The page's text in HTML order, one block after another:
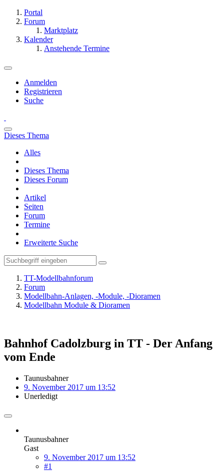
Portal
Forum
Marktplatz
Kalender
Anstehende Termine
Anmelden
Registrieren
Suche
Dieses Thema
Alles
Dieses Thema
Dieses Forum
Artikel
Seiten
Forum
Termine
Erweiterte Suche
TT-Modellbahnforum
Forum
Modellbahn-Anlagen, -Module, -Dioramen
Modellbahn Module & Dioramen
Bahnhof Cadolzburg in TT - Der Anfang
vom Ende
Taunusbahner
9. November 2017 um 13:52
Unerledigt
Taunusbahner
Gast
9. November 2017 um 13:52
#1